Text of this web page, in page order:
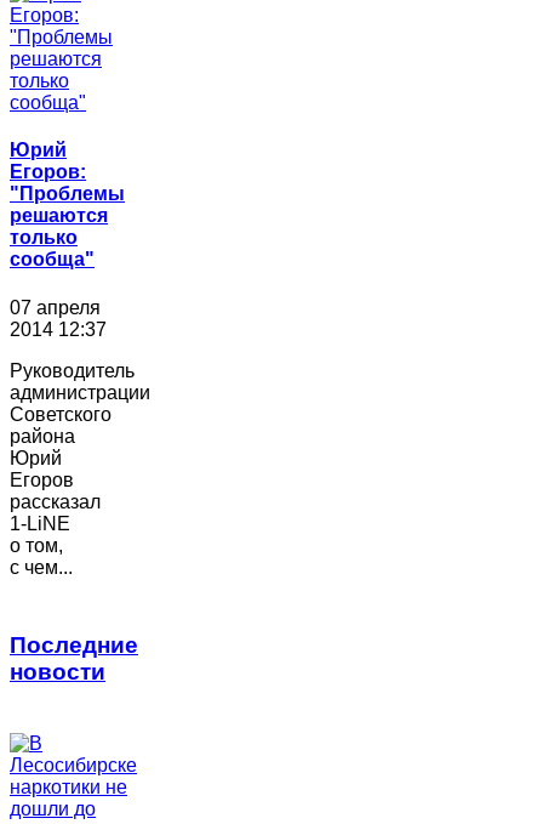
Юрий
Егоров:
"Проблемы
решаются
только
сообща"
07 апреля
2014 12:37
Руководитель
администрации
Советского
района
Юрий
Егоров
рассказал
1-LiNE
о том,
с чем...
Последние
новости